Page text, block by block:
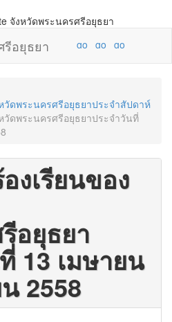
อยุธยา
วัดพระนครศรีอยุธยาประจำสัปดาห์
วัดพระนครศรีอยุธยาประจำวันที่
งเรียนของ
อยุธยา
13 เมษายน
2558